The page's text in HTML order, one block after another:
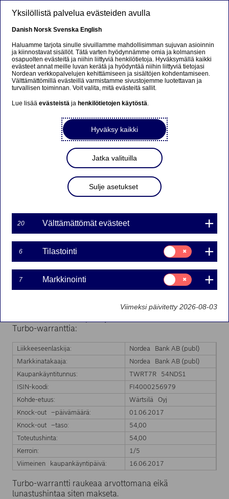
Beklager...
Denne siden findes ikke på norsk
Bli værende på denne siden|Fortsett til en lignende
side på norsk
MARKKINATAKAUS
WARRANTILLE TWRT7R
54NDS1 ON PÄÄTTYNYT
01-06-2017 10:23
Nordea Bank Ab (publ):n liikkeeseenlaskeman Turbo-
warrantin markkinatakaus on päättynyt kohde-etuuden
hinnan saavutettua Turbo-warrantin knock-out tason.
Turbo-warranttia:
Liikkeeseenlaskija:
Nordea Bank AB (publ)
Markkinatakaaja:
Nordea Bank AB (publ)
Kaupankäyntitunnus:
TWRT7R 54NDS1
ISIN-koodi:
FI4000256979
Kohde-etuus:
Wärtsilä Oyj
Knock-out –päivämäärä:
01.06.2017
Knock-out –taso:
54,00
Toteutushinta:
54,00
Kerroin:
1/5
Viimeinen kaupankäyntipäivä:
16.06.2017
Turbo-warrantti raukeaa arvottomana eikä
lunastushintaa siten makseta.
Yksilöllistä palvelua evästeiden avulla
Danish Norsk Svenska English
Haluamme tarjota sinulle sivuillamme mahdollisimman sujuvan asioinnin
ja kiinnostavat sisällöt. Tätä varten hyödynnämme omia ja kolmansien
osapuolten evästeitä ja niihin liittyviä henkilötietoja. Hyväksymällä kaikki
evästeet annat meille luvan kerätä ja hyödyntää niihin liittyviä tietojasi
Nordean verkkopalvelujen kehittämiseen ja sisältöjen kohdentamiseen.
Välttämättömillä evästeillä varmistamme sivustojemme luotettavan ja
turvallisen toiminnan. Voit valita, mitä evästeitä sallit.
Lue lisääevästeistä ja henkilötietojen käytöstä.
Hyväksy kaikki
Jatka valituilla
Sulje asetukset
20 Välttämättömät evästeet
6 Tilastointi
Suostumusvalinta:
Tilastointi
7 Markkinointi
Suostumusvalinta:
Markkinointi
Viimeksi päivitetty 2026-08-03